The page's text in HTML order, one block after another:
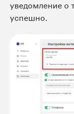
уведомление о
успешно.